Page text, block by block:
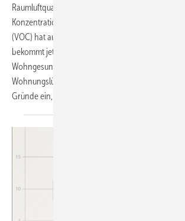
Raumluftqualität in den Köpfen der Endkunden
Konzentration von CO
(VOC) hat auch schon vor der Coronapandemie
bekommt jetzt aber deutlich mehr Aufmerksamkeit.
Wohngesundheit daher das zentrale Argument für
Wohnungslüftung. Im Gespräch mit der SBZ geht
Gründe ein, lässt aber auch andere Trends nicht